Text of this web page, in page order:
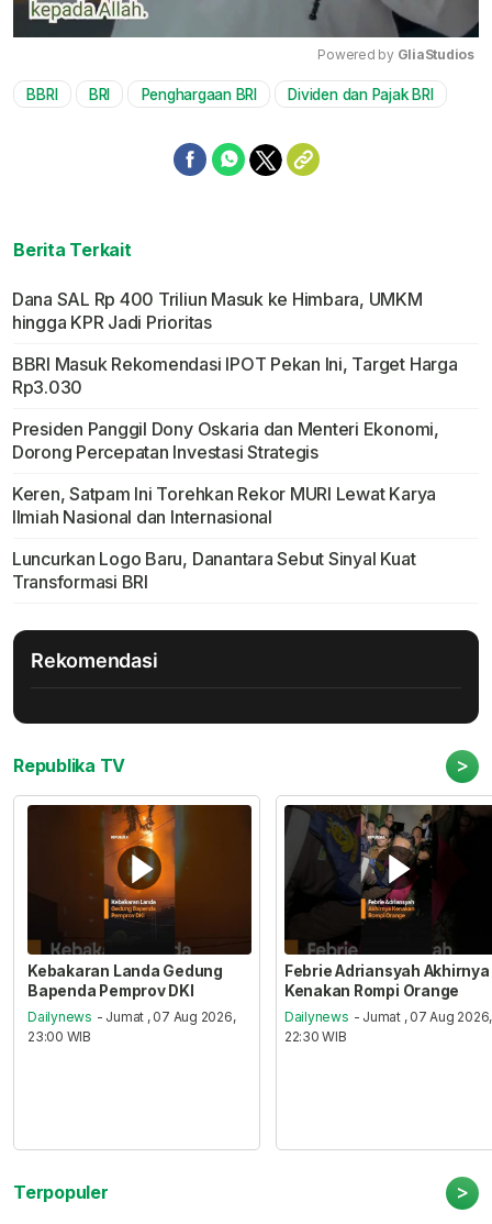
Mute
Powered by GliaStudios
BBRI BRI Penghargaan BRI Dividen dan Pajak BRI
Berita Terkait
Dana SAL Rp 400 Triliun Masuk ke Himbara, UMKM
hingga KPR Jadi Prioritas
BBRI Masuk Rekomendasi IPOT Pekan Ini, Target Harga
Rp3.030
Presiden Panggil Dony Oskaria dan Menteri Ekonomi,
Dorong Percepatan Investasi Strategis
Keren, Satpam Ini Torehkan Rekor MURI Lewat Karya
Ilmiah Nasional dan Internasional
Luncurkan Logo Baru, Danantara Sebut Sinyal Kuat
Transformasi BRI
Rekomendasi
Republika TV >
Kebakaran Landa Gedung
Bapenda Pemprov DKI
Dailynews - Jumat , 07 Aug 2026,
23:00 WIB
Febrie Adriansyah Akhirnya
Kenakan Rompi Orange
Dailynews - Jumat , 07 Aug 2026,
22:30 WIB
Terpopuler >